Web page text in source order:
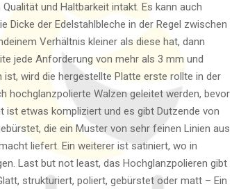
und Haltbarkeit intakt. Es kann auch
Dicke der Edelstahlbleche in der Regel zwischen
Verhältnis kleiner als diese hat, dann
jede Anforderung von mehr als 3 mm und
wird die hergestellte Platte erste rollte in der
hochglanzpolierte Walzen geleitet werden, bevor
ist etwas kompliziert und es gibt Dutzende von
die ein Muster von sehr feinen Linien aus
liefert. Ein weiterer ist satiniert, wo in
Last but not least, das Hochglanzpolieren gibt
strukturiert, poliert, gebürstet oder matt – Ein